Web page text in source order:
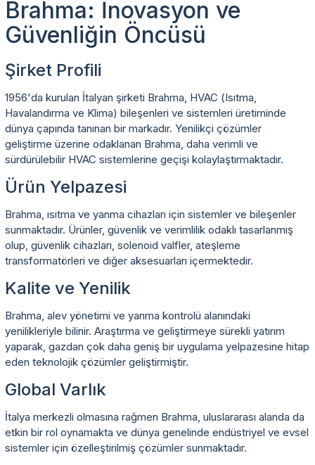
Brahma: İnovasyon ve
Güvenliğin Öncüsü
Şirket Profili
1956'da kurulan İtalyan şirketi Brahma, HVAC (Isıtma,
Havalandırma ve Klima) bileşenleri ve sistemleri üretiminde
dünya çapında tanınan bir markadır. Yenilikçi çözümler
geliştirme üzerine odaklanan Brahma, daha verimli ve
sürdürülebilir HVAC sistemlerine geçişi kolaylaştırmaktadır.
Ürün Yelpazesi
Brahma, ısıtma ve yanma cihazları için sistemler ve bileşenler
sunmaktadır. Ürünler, güvenlik ve verimlilik odaklı tasarlanmış
olup, güvenlik cihazları, solenoid valfler, ateşleme
transformatörleri ve diğer aksesuarları içermektedir.
Kalite ve Yenilik
Brahma, alev yönetimi ve yanma kontrolü alanındaki
yenilikleriyle bilinir. Araştırma ve geliştirmeye sürekli yatırım
yaparak, gazdan çok daha geniş bir uygulama yelpazesine hitap
eden teknolojik çözümler geliştirmiştir.
Global Varlık
İtalya merkezli olmasına rağmen Brahma, uluslararası alanda da
etkin bir rol oynamakta ve dünya genelinde endüstriyel ve evsel
sistemler için özelleştirilmiş çözümler sunmaktadır.